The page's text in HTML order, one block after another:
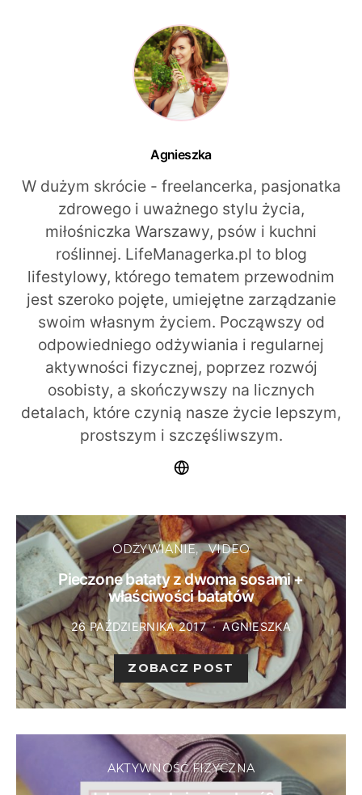
Agnieszka
W dużym skrócie - freelancerka, pasjonatka
zdrowego i uważnego stylu życia,
miłośniczka Warszawy, psów i kuchni
roślinnej. LifeManagerka.pl to blog
lifestylowy, którego tematem przewodnim
jest szeroko pojęte, umiejętne zarządzanie
swoim własnym życiem. Począwszy od
odpowiedniego odżywiania i regularnej
aktywności fizycznej, poprzez rozwój
osobisty, a skończywszy na licznych
detalach, które czynią nasze życie lepszym,
prostszym i szczęśliwszym.
ODŻYWIANIE VIDEO
Pieczone bataty z dwoma sosami +
właściwości batatów
26 PAŹDZIERNIKA 2017 AGNIESZKA
ZOBACZ POST
AKTYWNOŚĆ FIZYCZNA